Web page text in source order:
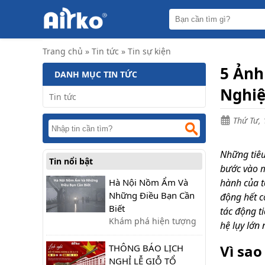
Trang chủ » Tin tức » Tin sự kiện
5
Thứ
Những
bước vào
hành của
động hết
tác động
hệ lụy lớn
Vì
DANH MỤC TIN TỨC
Tin tức
Tin nổi bật
Hà Nội Nồm Ẩm Và
Những Điều Bạn Cần
Biết
Khám phá hiện tượng
nồm ẩm ở Hà Nội:
nguyên nhân, tác hại
và cách khắc phục hiệu
THÔNG BÁO LỊCH
NGHỈ LỄ GIỖ TỔ